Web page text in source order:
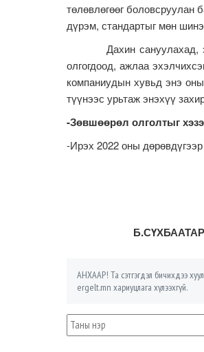
төлөвлөгөөг
дүрэм, стандартыг мөн
Дахин сануулахад, энэ
олгогдоод, ажлаа
компаниудын хувьд энэ
түүнээс урьтаж энэхүү
-Зөвшөөрөл олголтыг
-Ирэх 2022 оны
АНХААР! Та сэтгэгдэл бичихдээ
ergelt.mn хариуцлага хүлээхгүй.